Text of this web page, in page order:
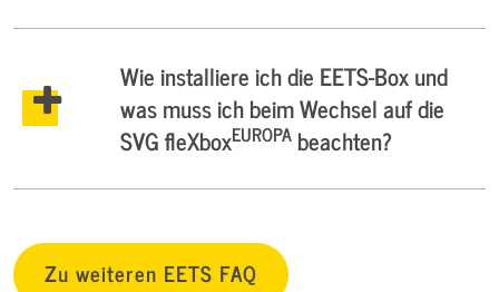
Wie installiere ich die EETS-Box und
was muss ich beim Wechsel auf die
SVG fleXboxEUROPAbeachten?
Zu weiteren EETS FAQ